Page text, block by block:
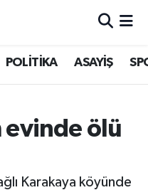
POLİTİKA ASAYİŞ
evinde ölü
Karakaya köyünde